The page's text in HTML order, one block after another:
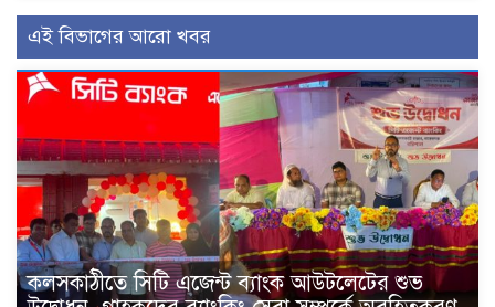
এই বিভাগের আরো খবর
কলসকাঠীতে সিটি এজেন্ট ব্যাংক আউটলেটের শুভ